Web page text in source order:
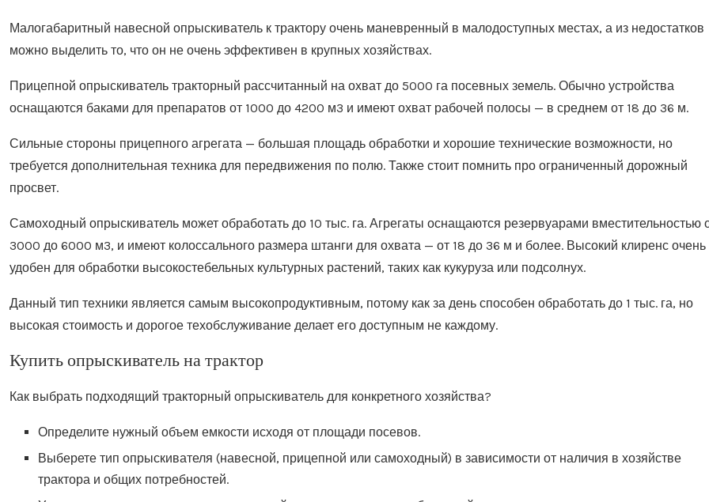
Малогабаритный навесной опрыскиватель к трактору очень маневренный в малодоступных местах, а из недостатков
можно выделить то, что он не очень эффективен в крупных хозяйствах.
Прицепной опрыскиватель тракторный рассчитанный на охват до 5000 га посевных земель. Обычно устройства
оснащаются баками для препаратов от 1000 до 4200 м3 и имеют охват рабочей полосы — в среднем от 18 до 36 м.
Сильные стороны прицепного агрегата — большая площадь обработки и хорошие технические возможности, но
требуется дополнительная техника для передвижения по полю. Также стоит помнить про ограниченный дорожный
просвет.
Самоходный опрыскиватель может обработать до 10 тыс. га. Агрегаты оснащаются резервуарами вместительностью
3000 до 6000 м3, и имеют колоссального размера штанги для охвата — от 18 до 36 м и более. Высокий клиренс очень
удобен для обработки высокостебельных культурных растений, таких как кукуруза или подсолнух.
Данный тип техники является самым высокопродуктивным, потому как за день способен обработать до 1 тыс. га, но
высокая стоимость и дорогое техобслуживание делает его доступным не каждому.
Купить опрыскиватель на трактор
Как выбрать подходящий тракторный опрыскиватель для конкретного хозяйства?
Определите нужный объем емкости исходя от площади посевов.
Выберете тип опрыскивателя (навесной, прицепной или самоходный) в зависимости от наличия в хозяйстве
трактора и общих потребностей.